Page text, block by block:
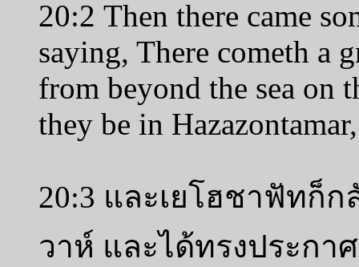
20:2 Then there came
saying, There cometh a
from beyond the sea on
they be in
20:3 และเยโฮชาฟัทก็ก
วาห์ และได้ทรงประกา